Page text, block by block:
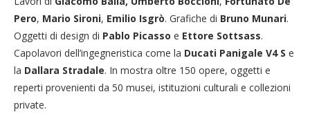
Pero, Mario Sironi, Emilio Isgrò. Grafiche di Bruno Munari.
Oggetti di design di Pablo Picasso e Ettore Sottsass.
Capolavori dell’ingegneristica come la Ducati Panigale V4 S e
la Dallara Stradale. In mostra oltre 150 opere, oggetti e
reperti provenienti da 50 musei, istituzioni culturali e collezioni
private.